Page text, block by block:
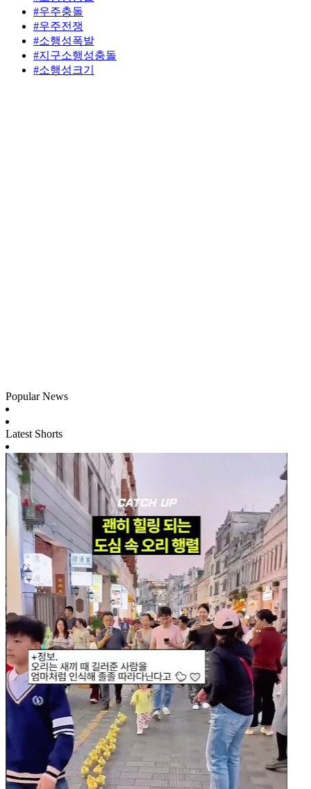
#우주충돌
#우주전쟁
#소행성폭발
#지구소행성충돌
#소행성크기
Popular News
Latest Shorts